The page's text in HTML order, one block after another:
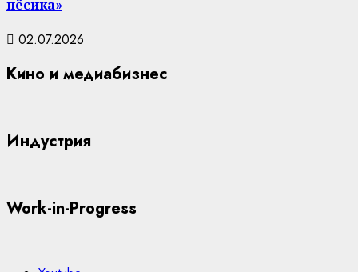
пёсика»
02.07.2026
Кино и медиабизнес
Индустрия
Work-in-Progress